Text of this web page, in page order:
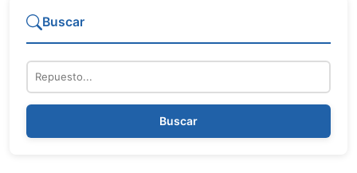
Buscar
Repuesto
Buscar